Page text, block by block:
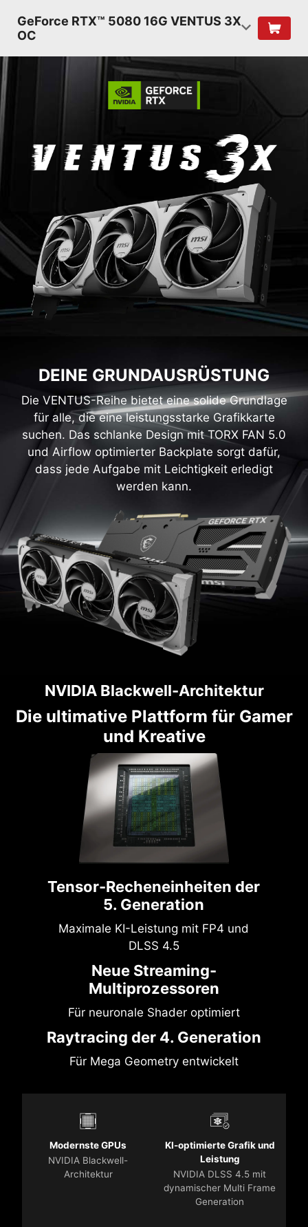
GeForce RTX™ 5080 16G VENTUS 3X
OC
DEINE GRUNDAUSRÜSTUNG
Die VENTUS-Reihe bietet eine solide Grundlage
für alle, die eine leistungsstarke Grafikkarte
suchen. Das schlanke Design mit TORX FAN 5.0
und Airflow optimierter Backplate sorgt dafür,
dass jede Aufgabe mit Leichtigkeit erledigt
werden kann.
NVIDIA Blackwell-Architektur
Die ultimative Plattform für Gamer
und Kreative
Tensor-Recheneinheiten der
5. Generation
Maximale KI-Leistung mit FP4 und
DLSS 4.5
Neue Streaming-
Multiprozessoren
Für neuronale Shader optimiert
Raytracing der 4. Generation
Für Mega Geometry entwickelt
Modernste GPUs
NVIDIA Blackwell-
Architektur
KI-optimierte Grafik und
Leistung
NVIDIA DLSS 4.5 mit
dynamischer Multi Frame
Generation